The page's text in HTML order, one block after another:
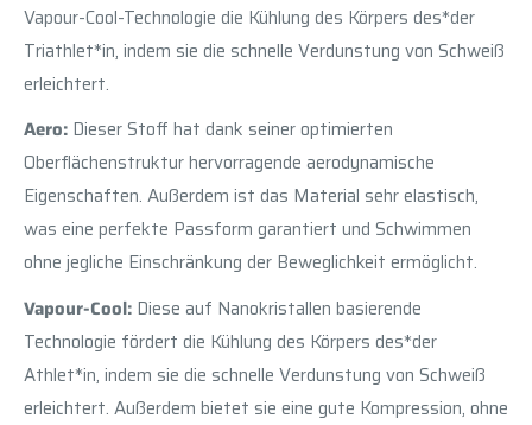
Vapour-Cool-Technologie die Kühlung des Körpers des*der
Triathlet*in, indem sie die schnelle Verdunstung von Schweiß
erleichtert.
Aero: Dieser Stoff hat dank seiner optimierten
Oberflächenstruktur hervorragende aerodynamische
Eigenschaften. Außerdem ist das Material sehr elastisch,
was eine perfekte Passform garantiert und Schwimmen
ohne jegliche Einschränkung der Beweglichkeit ermöglicht.
Vapour-Cool: Diese auf Nanokristallen basierende
Technologie fördert die Kühlung des Körpers des*der
Athlet*in, indem sie die schnelle Verdunstung von Schweiß
erleichtert. Außerdem bietet sie eine gute Kompression, ohne